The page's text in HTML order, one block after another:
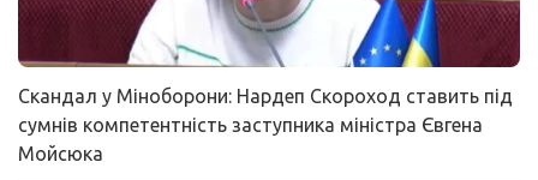
Скандал у Міноборони: Нардеп Скороход ставить під
сумнів компетентність заступника міністра Євгена
Мойсюка